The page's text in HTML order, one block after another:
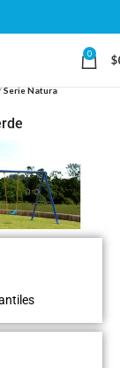
0 $
Serie Natura